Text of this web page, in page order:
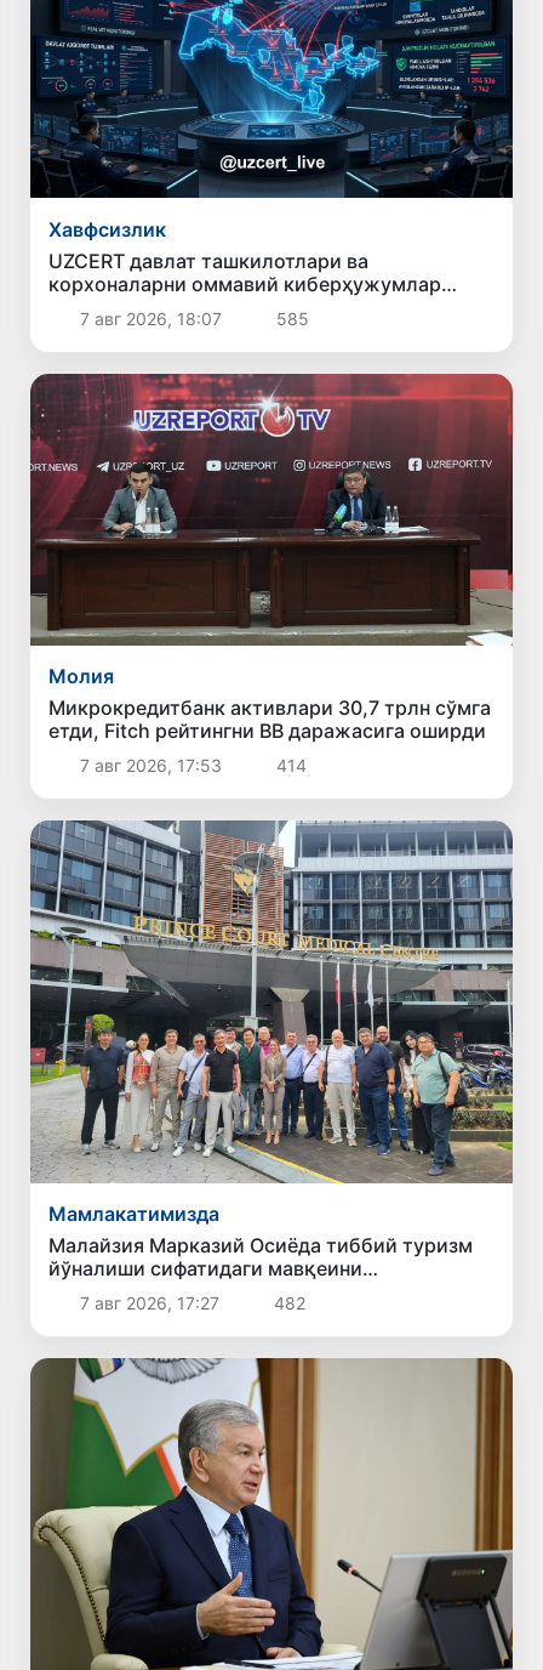
Хавфсизлик
UZCERT давлат ташкилотлари ва
корхоналарни оммавий киберҳужумлар
ҳақида огоҳлантирди
7 авг 2026, 18:07 585
Молия
Микрокредитбанк активлари 30,7 трлн сўмга
етди, Fitch рейтингни BB даражасига оширди
7 авг 2026, 17:53 414
Мамлакатимизда
Малайзия Марказий Осиёда тиббий туризм
йўналиши сифатидаги мавқеини
мустаҳкамламоқда
7 авг 2026, 17:27 482